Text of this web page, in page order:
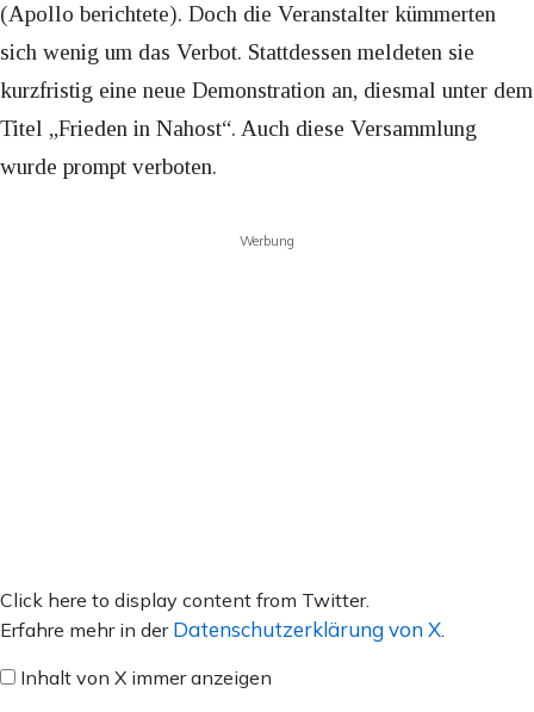
(Apollo berichtete). Doch die Veranstalter kümmerten
sich wenig um das Verbot. Stattdessen meldeten sie
kurzfristig eine neue Demonstration an, diesmal unter dem
Titel „Frieden in Nahost“. Auch diese Versammlung
wurde prompt verboten.
Werbung
Inhalt
von
anzeigen
Click here to display content from Twitter.
Erfahre mehr in der Datenschutzerklärung von X.
Inhalt von X immer anzeigen